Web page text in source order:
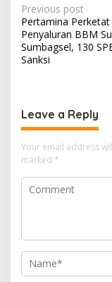
P
o
s
a
v
i
g
a
o
n
Previous post
Pertamina Perketat
Penyaluran BBM
Sumbagsel, 130
Sanksi
Leave a Reply
Your email address
marked *